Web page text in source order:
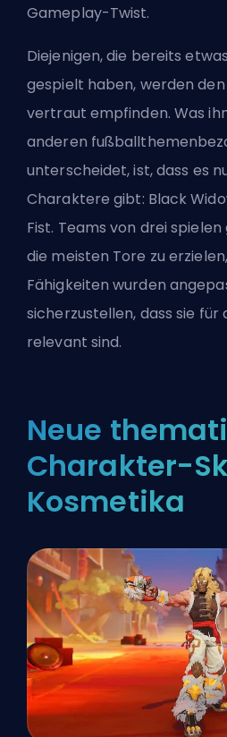
Gameplay-Twist.
Diejenigen, die bereits
gespielt haben, werden
vertraut empfinden. Was
anderen
unterscheidet, ist, dass es
Charaktere gibt: Black
Fist. Teams von drei
die meisten Tore zu
Fähigkeiten wurden
sicherzustellen, dass sie für
relevant sind.
Neue
Charakter-
Kosmetika